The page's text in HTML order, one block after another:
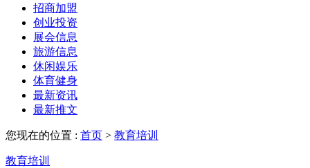
招商加盟
创业投资
展会信息
旅游信息
休闲娱乐
体育健身
最新资讯
最新推文
您现在的位置 : 首页 > 教育培训
教育培训